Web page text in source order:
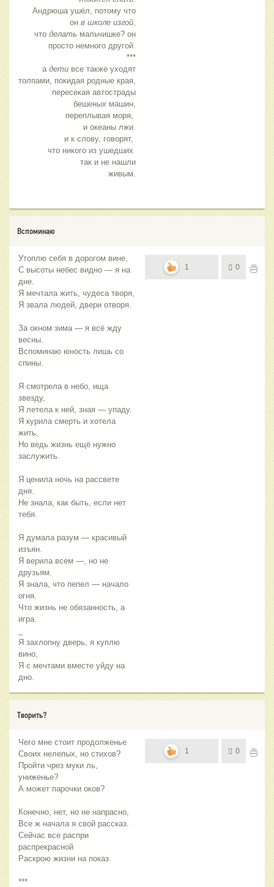
Андрюша ушёл, потому что
он в школе изгой
что делать мальчишке? он
просто немного другой.
***
а дети все также уходят
толпами, покидая родные края,
пересекая автострады
бешеных машин,
переплывая моря,
и океаны лжи.
и к слову, говорят,
что никого из ушедших
так и не нашли
живым.
Вспоминаю
Утоплю себя в дорогом вине,
С высоты небес видно — я на
дне.
Я мечтала жить, чудеса творя,
Я звала людей, двери отворя.
За окном зима — я всё жду
весны.
Вспоминаю юность лишь со
спины.
Я смотрела в небо, ища
звезду,
Я летела к ней, зная — упаду.
Я курила смерть и хотела
жить,
Но ведь жизнь ещё нужно
заслужить.
Я ценила ночь на рассвете
дня.
Не знала, как быть, если нет
тебя.
Я думала разум — красивый
изъян.
Я верила всем —, но не
друзьям.
Я знала, что пепел — начало
огня.
Что жизнь не обязанность, а
игра.
Я захлопну дверь, я куплю
вино,
Я с мечтами вместе уйду на
дно.
1 0
Творить?
Чего мне стоит продолженье
Своих нелепых, но стихов?
Пройти чрез муки ль,
униженье?
А может парочки оков?
Конечно, нет, но не напрасно,
Все ж начала я свой рассказ.
Сейчас все распри
распрекрасной
Раскрою жизни на показ.
***
1 0